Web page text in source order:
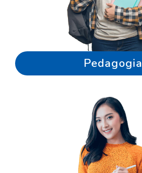
Pedagogia